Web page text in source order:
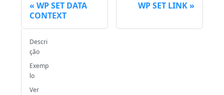
WP SET DATA
CONTEXT
WP SET LINK
Descri
ção
Exemp
lo
Ver